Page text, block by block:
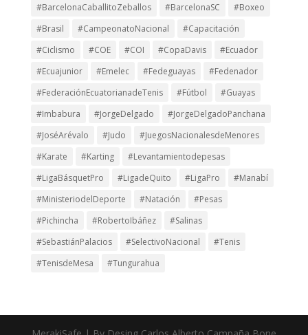
#BarcelonaCaballitoZeballos
#BarcelonaSC
#Boxeo
#Brasil
#CampeonatoNacional
#Capacitación
#Ciclismo
#COE #COI #CopaDavis
#Ecuador
#Ecuajunior
#Emelec #Fedeguayas
#Fedenador
#FederaciónEcuatorianadeTenis
#Fútbol
#Guayas
#Imbabura
#JorgeDelgado
#JorgeDelgadoPanchana
#JoséArévalo
#Judo
#JuegosNacionalesdeMenores
#Karate
#Karting
#Levantamientodepesas
#LigaBásquetPro
#LigadeQuito #LigaPro
#Manabí
#MinisteriodelDeporte
#Natación
#Pesas
#Pichincha
#RobertoIbáñez
#Salinas
#SebastiánPalacios
#SelectivoNacional
#Tenis
#TenisdeMesa
#Tungurahua